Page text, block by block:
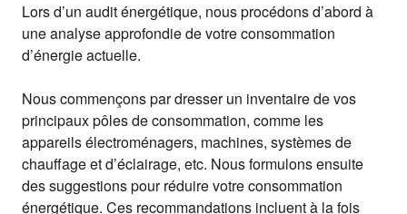
Lors d’un audit énergétique, nous procédons d’abord à
une analyse approfondie de votre consommation
d’énergie actuelle.
Nous commençons par dresser un inventaire de vos
principaux pôles de consommation, comme les
appareils électroménagers, machines, systèmes de
chauffage et d’éclairage, etc. Nous formulons ensuite
des suggestions pour réduire votre consommation
énergétique. Ces recommandations incluent à la fois